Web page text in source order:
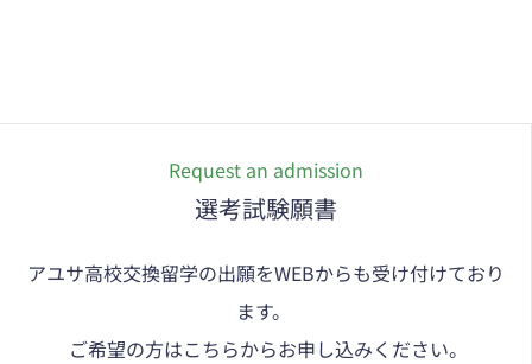
Request an admission
選考試験願書
アユサ高校交換留学の出願をWEBからも受け付けており
ます。
ご希望の方はこちらからお申し込みください。